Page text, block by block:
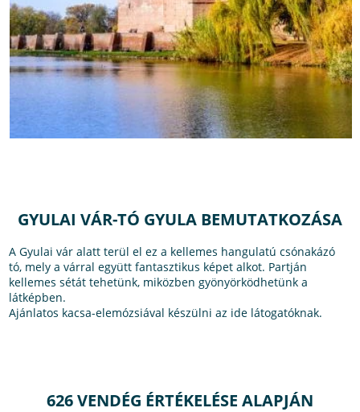
GYULAI VÁR-TÓ GYULA BEMUTATKOZÁSA
A Gyulai vár alatt terül el ez a kellemes hangulatú csónakázó
tó, mely a várral együtt fantasztikus képet alkot. Partján
kellemes sétát tehetünk, miközben gyönyörködhetünk a
látképben.
Ajánlatos kacsa-elemózsiával készülni az ide látogatóknak.
626 VENDÉG ÉRTÉKELÉSE ALAPJÁN